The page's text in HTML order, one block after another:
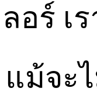
อร์ เ
แม้จ